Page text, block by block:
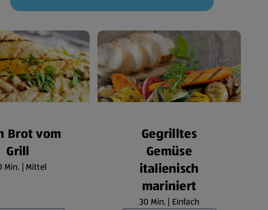
Brot vom
Grill
Min. | Mittel
Gegrilltes
Gemüse
italienisch
mariniert
30 Min. | Einfach